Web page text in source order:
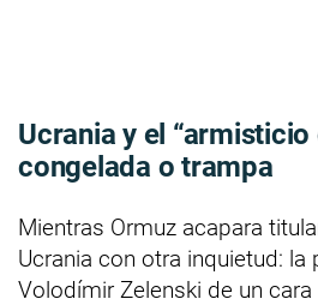
Ucrania y el
congelada o trampa
Mientras Ormuz acapara
Ucrania con otra inquietud: la
Volodímir Zelenski de un